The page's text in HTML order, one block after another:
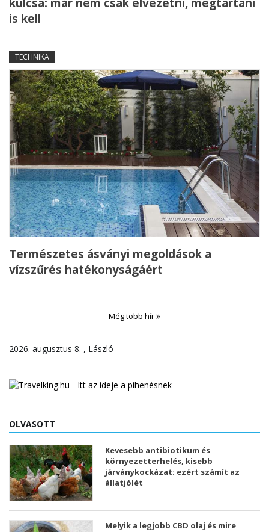
kulcsa: már nem csak elvezetni, megtartani
is kell
TECHNIKA
Természetes ásványi megoldások a
vízszűrés hatékonyságáért
Még több hír
2026. augusztus 8. , László
OLVASOTT
Kevesebb antibiotikum és
környezetterhelés, kisebb
járványkockázat: ezért számít az
állatjólét
Melyik a legjobb CBD olaj és mire